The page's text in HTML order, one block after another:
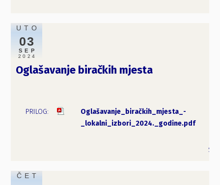
UTO
03
SEP
2024
Oglašavanje biračkih mjesta
Oglašavanje_biračkih_mjesta_-
_lokalni_izbori_2024._godine.pdf
ČET